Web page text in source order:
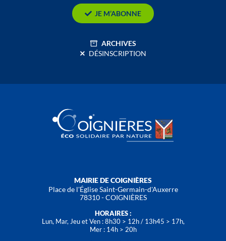
JE M’ABONNE
ARCHIVES
DÉSINSCRIPTION
MAIRIE DE COIGNIÈRES
Place de l'Église Saint-Germain-d'Auxerre
78310 - COIGNIÈRES
HORAIRES :
Lun, Mar, Jeu et Ven : 8h30 > 12h / 13h45 > 17h,
Mer : 14h > 20h